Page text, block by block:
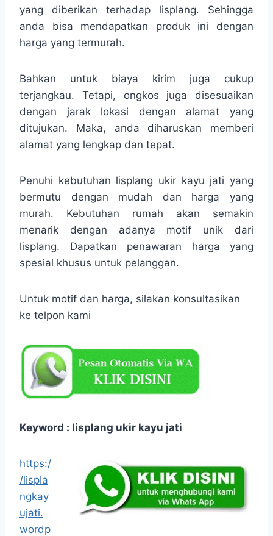
yang diberikan terhadap lisplang. Sehingga
anda bisa mendapatkan produk ini dengan
harga yang termurah.
Bahkan untuk biaya kirim juga cukup
terjangkau. Tetapi, ongkos juga disesuaikan
dengan jarak lokasi dengan alamat yang
ditujukan. Maka, anda diharuskan memberi
alamat yang lengkap dan tepat.
Penuhi kebutuhan lisplang ukir kayu jati yang
bermutu dengan mudah dan harga yang
murah. Kebutuhan rumah akan semakin
menarik dengan adanya motif unik dari
lisplang. Dapatkan penawaran harga yang
spesial khusus untuk pelanggan.
Untuk motif dan harga, silakan konsultasikan
ke telpon kami
Keyword : lisplang ukir kayu jati
https:/
/lispla
ngkay
ujati.
wordp